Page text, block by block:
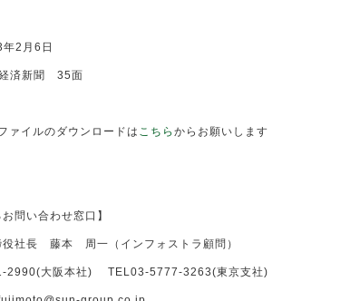
2月6日
済新聞 35面
ァイルのダウンロードは こちら からお願いします
問い合わせ窓口】
役社長 藤本 周一（インフォストラ顧問）
2990(大阪本社) TEL03-5777-3263(東京支社)